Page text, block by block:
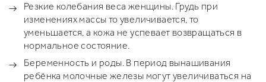
Резкие колебания веса женщины. Грудь при
изменениях массы то увеличивается, то
уменьшается, а кожа не успевает возвращаться в
нормальное состояние.
Беременность и роды. В период вынашивания
ребёнка молочные железы могут увеличиваться на